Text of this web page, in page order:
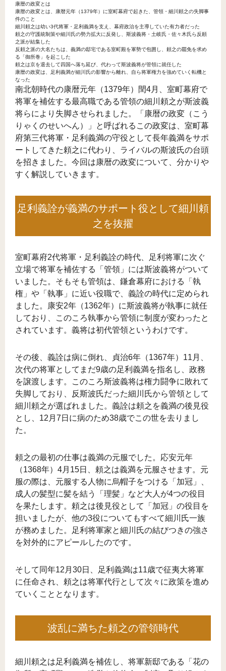
康暦の政変とは
康暦の政変とは、康暦元年（1379年）に室町幕府で起きた、管領・細川頼之の失脚事
件のこと
細川頼之は幼い3代将軍・足利義満を支え、幕府政治を主導していた有力者だった
頼之の守護統制策や細川氏の勢力拡大に反発し、斯波義将・土岐氏・佐々木氏ら反頼
之派が結集した
反頼之派の大名たちは、義満の邸宅である室町殿を軍勢で包囲し、頼之の罷免を求め
る「御所巻」を起こした
頼之は京を退去して四国へ落ち延び、代わって斯波義将が管領に就任した
康暦の政変は、足利義満が細川氏の影響から離れ、自ら将軍権力を強めていく転機と
なった
南北朝時代の康暦元年（1379年）閏4月、室町幕府で
将軍を補佐する最高職である管領の細川頼之が斯波義
将らにより失脚させられました。「康暦の政変（こう
りゃくのせいへん）」と呼ばれるこの政変は、室町幕
府第三代将軍・足利義満の守役として長年義満をサポ
ートしてきた頼之に代わり、ライバルの斯波氏の台頭
を招きました。今回は康暦の政変について、分かりや
すく解説していきます。
足利義詮が義満のサポート役として細川頼
之を抜擢
室町幕府2代将軍・足利義詮の時代、足利将軍に次ぐ
立場で将軍を補佐する「管領」には斯波義将がついて
いました。そもそも管領は、鎌倉幕府における「執
権」や「執事」に近い役職で、義詮の時代に定められ
ました。康安2年（1362年）に斯波義将が執事に就任
しており、このころ執事から管領に制度が変わったと
されています。義将は初代管領というわけです。
その後、義詮は病に倒れ、貞治6年（1367年）11月、
次代の将軍としてまだ9歳の足利義満を指名し、政務
を譲渡します。このころ斯波義将は権力闘争に敗れて
失脚しており、反斯波氏だった細川氏から管領として
細川頼之が選ばれました。義詮は頼之を義満の後見役
とし、12月7日に病のため38歳でこの世を去りまし
た。
頼之の最初の仕事は義満の元服でした。応安元年
（1368年）4月15日、頼之は義満を元服させます。元
服の際は、元服する人物に烏帽子をつける「加冠」、
成人の髪型に髪を結う「理髪」など大人が4つの役目
を果たします。頼之は後見役として「加冠」の役目を
担いましたが、他の3役についてもすべて細川氏一族
が務めました。足利将軍家と細川氏の結びつきの強さ
を対外的にアピールしたのです。
そして同年12月30日、足利義満は11歳で征夷大将軍
に任命され、頼之は将軍代行として次々に政策を進め
ていくこととなります。
波乱に満ちた頼之の管領時代
細川頼之は足利義満を補佐し、将軍新邸である「花の